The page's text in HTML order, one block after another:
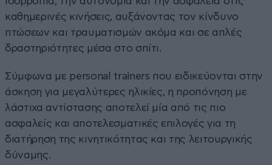
καθημερινές κινήσεις, αυξάνοντας τον κίνδυνο
πτώσεων και τραυματισμών ακόμα και σε απλές
δραστηριότητες μέσα στο σπίτι.
Σύμφωνα με personal trainers που ειδικεύονται στην
άσκηση για μεγαλύτερες ηλικίες, η προπόνηση με
λάστιχα αντίστασης αποτελεί μία από τις πιο
ασφαλείς και αποτελεσματικές επιλογές για τη
διατήρηση της κινητικότητας και της λειτουργικής
δύναμης.